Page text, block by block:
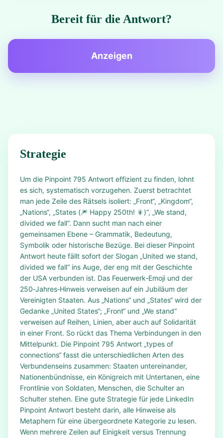
Bereit für die Antwort?
Anzeigen
Strategie
Um die Pinpoint 795 Antwort effizient zu finden, lohnt
es sich, systematisch vorzugehen. Zuerst betrachtet
man jede Zeile des Rätsels isoliert: „Front“, „Kingdom“,
„Nations“, „States (🎆 Happy 250th! 🎇)“, „We stand,
divided we fall“. Dann sucht man nach einer
gemeinsamen Ebene – Grammatik, Bedeutung,
Symbolik oder historische Bezüge. Bei dieser Pinpoint
Antwort heute fällt sofort der Slogan „United we stand,
divided we fall“ ins Auge, der eng mit der Geschichte
der USA verbunden ist. Das Feuerwerk‑Emoji und der
250‑Jahres‑Hinweis verweisen auf ein Jubiläum der
Vereinigten Staaten. Aus „Nations“ und „States“ wird der
Gedanke „United States“; „Front“ und „We stand“
verweisen auf Reihen, Linien, aber auch auf Solidarität
in einer Front. So rückt das Thema Verbindungen in den
Mittelpunkt. Die Pinpoint 795 Antwort „types of
connections“ fasst die unterschiedlichen Arten des
Verbundenseins zusammen: Staaten untereinander,
Nationenbündnisse, ein Königreich mit Untertanen, eine
Frontlinie von Soldaten, Menschen, die Schulter an
Schulter stehen. Eine gute Strategie für jede LinkedIn
Pinpoint Antwort besteht darin, alle Hinweise als
Metaphern für eine übergeordnete Kategorie zu lesen.
Wenn mehrere Zeilen auf Einigkeit versus Trennung